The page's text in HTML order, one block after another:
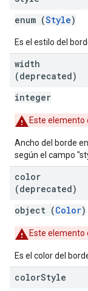
enum (Style)
Es el estilo del
width
(deprecated)
integer
Este elemento
Ancho del borde
según el campo
color
(deprecated)
object (Color)
Este elemento
Es el color del
colorStyle